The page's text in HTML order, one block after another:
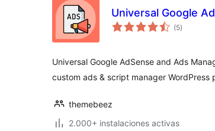
Universal Google
(5en
)
Universal Google AdSense and Ads
custom ads & script manager WordPress
themebeez
2.000+ instalaciones activas